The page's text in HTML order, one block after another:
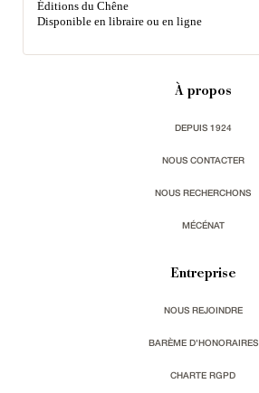
Éditions du Chêne
Disponible en libraire ou en ligne
À propos
DEPUIS 1924
NOUS CONTACTER
NOUS RECHERCHONS
MÉCÉNAT
Entreprise
NOUS REJOINDRE
BARÈME D'HONORAIRES
CHARTE RGPD